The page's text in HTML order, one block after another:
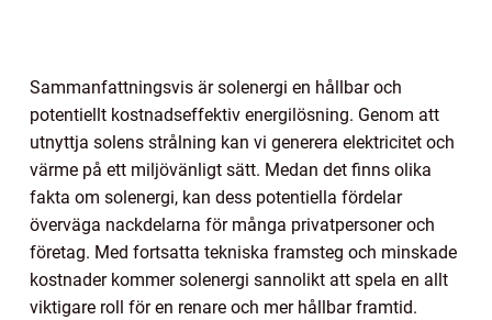
Sammanfattningsvis är solenergi en hållbar och
potentiellt kostnadseffektiv energilösning. Genom att
utnyttja solens strålning kan vi generera elektricitet och
värme på ett miljövänligt sätt. Medan det finns olika
fakta om solenergi, kan dess potentiella fördelar
överväga nackdelarna för många privatpersoner och
företag. Med fortsatta tekniska framsteg och minskade
kostnader kommer solenergi sannolikt att spela en allt
viktigare roll för en renare och mer hållbar framtid.